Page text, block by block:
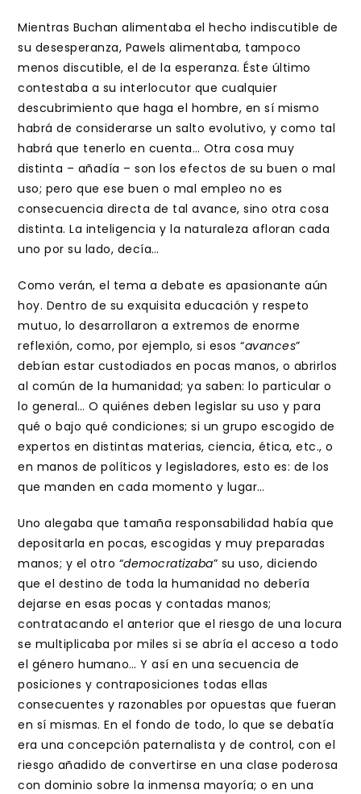
Mientras Buchan alimentaba el hecho indiscutible de
su desesperanza, Pawels alimentaba, tampoco
menos discutible, el de la esperanza. Éste último
contestaba a su interlocutor que cualquier
descubrimiento que haga el hombre, en sí mismo
habrá de considerarse un salto evolutivo, y como tal
habrá que tenerlo en cuenta… Otra cosa muy
distinta – añadía – son los efectos de su buen o mal
uso; pero que ese buen o mal empleo no es
consecuencia directa de tal avance, sino otra cosa
distinta. La inteligencia y la naturaleza afloran cada
uno por su lado, decía…
Como verán, el tema a debate es apasionante aún
hoy. Dentro de su exquisita educación y respeto
mutuo, lo desarrollaron a extremos de enorme
reflexión, como, por ejemplo, si esos “avances”
debían estar custodiados en pocas manos, o abrirlos
al común de la humanidad; ya saben: lo particular o
lo general… O quiénes deben legislar su uso y para
qué o bajo qué condiciones; si un grupo escogido de
expertos en distintas materias, ciencia, ética, etc., o
en manos de políticos y legisladores, esto es: de los
que manden en cada momento y lugar…
Uno alegaba que tamaña responsabilidad había que
depositarla en pocas, escogidas y muy preparadas
manos; y el otro “democratizaba” su uso, diciendo
que el destino de toda la humanidad no debería
dejarse en esas pocas y contadas manos;
contratacando el anterior que el riesgo de una locura
se multiplicaba por miles si se abría el acceso a todo
el género humano… Y así en una secuencia de
posiciones y contraposiciones todas ellas
consecuentes y razonables por opuestas que fueran
en sí mismas. En el fondo de todo, lo que se debatía
era una concepción paternalista y de control, con el
riesgo añadido de convertirse en una clase poderosa
con dominio sobre la inmensa mayoría; o en una